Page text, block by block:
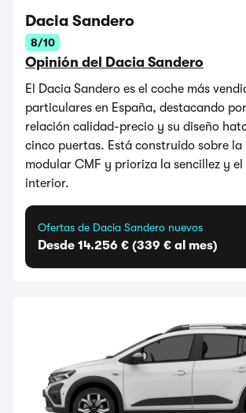
Dacia Sandero
8/10
Opinión del Dacia Sandero
El Dacia Sandero es el coche más
particulares en España, destacando
relación calidad-precio y su diseño
cinco puertas. Está construido sobre
modular CMF y prioriza la sencillez y el
interior.
Ofertas de Dacia Sandero nuevos
Desde 14.256 € (339 € al mes)